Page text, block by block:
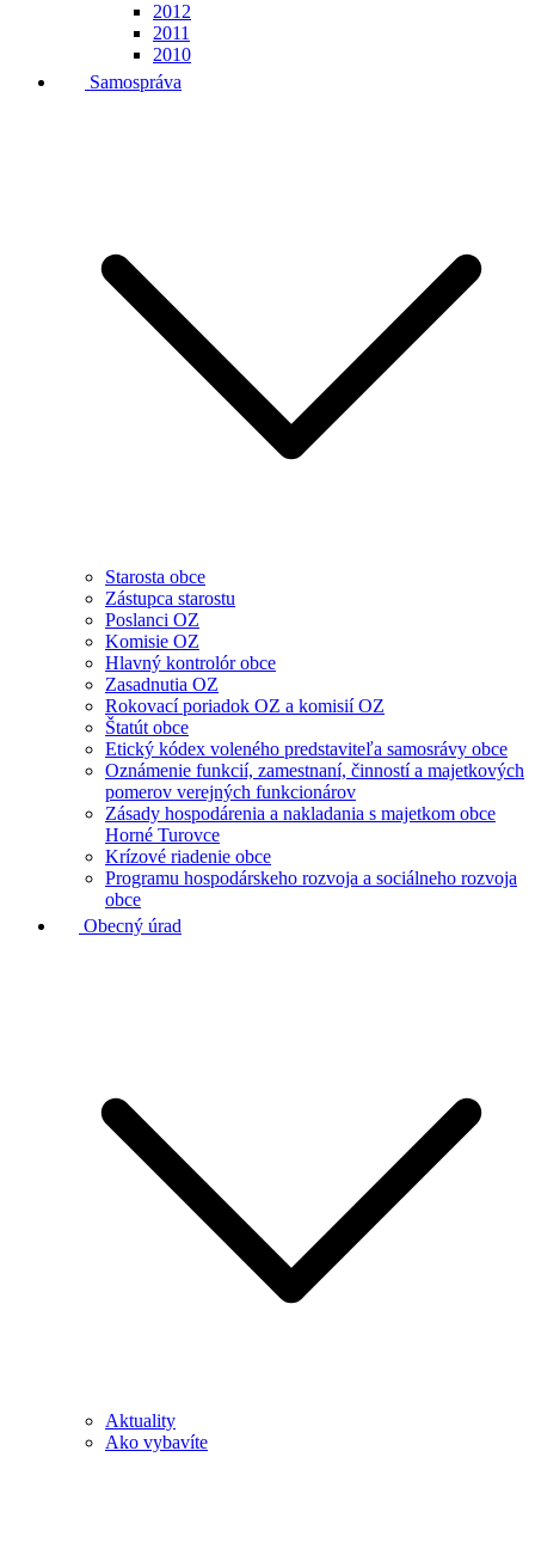
2012
2011
2010
Samospráva
Starosta obce
Zástupca starostu
Poslanci OZ
Komisie OZ
Hlavný kontrolór obce
Zasadnutia OZ
Rokovací poriadok OZ a komisií OZ
Štatút obce
Etický kódex voleného predstaviteľa samosrávy obce
Oznámenie funkcií, zamestnaní, činností a majetkových
pomerov verejných funkcionárov
Zásady hospodárenia a nakladania s majetkom obce
Horné Turovce
Krízové riadenie obce
Programu hospodárskeho rozvoja a sociálneho rozvoja
obce
Obecný úrad
Aktuality
Ako vybavíte